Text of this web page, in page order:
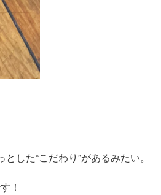
した“こだわり”があるみたい。
！